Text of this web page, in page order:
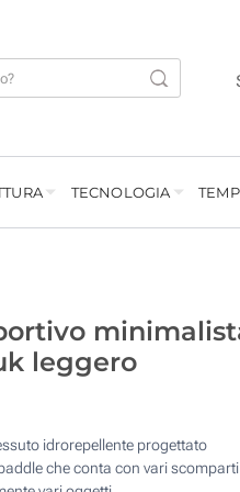
TECNOLOGIA
leggero
idrorepellente progettato
che conta con vari